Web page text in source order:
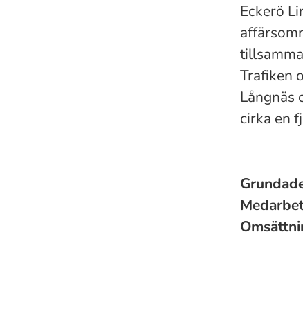
Eckerö
Trafiken
Långnäs
cirka en